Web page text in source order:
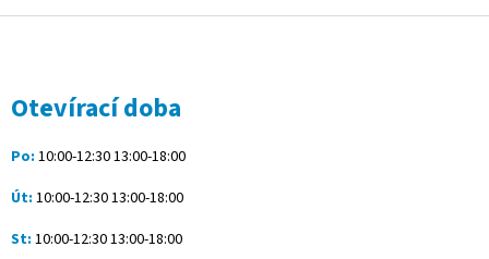
Otevírací doba
Po: 10:00-12:30 13:00-18:00
Út: 10:00-12:30 13:00-18:00
St: 10:00-12:30 13:00-18:00